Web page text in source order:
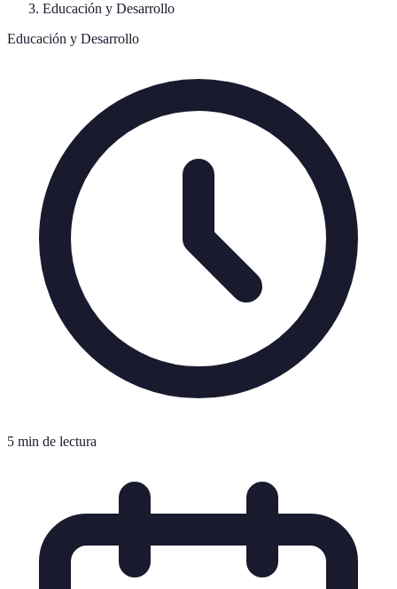
Educación y Desarrollo
Educación y Desarrollo
5 min de lectura